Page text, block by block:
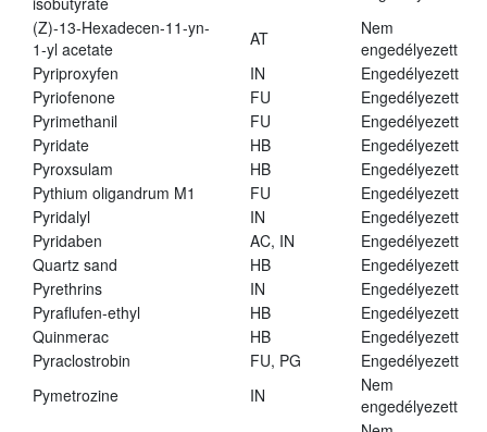
(Z)-13-Hexadecen-11-yn-
1-yl acetate
AT
Nem
engedélyezett
Pyriproxyfen
IN
Engedélyezett
Pyriofenone
FU
Engedélyezett
Pyrimethanil
FU
Engedélyezett
Pyridate
HB
Engedélyezett
Pyroxsulam
HB
Engedélyezett
Pythium oligandrum M1
FU
Engedélyezett
Pyridalyl
IN
Engedélyezett
Pyridaben
AC, IN
Engedélyezett
Quartz sand
HB
Engedélyezett
Pyrethrins
IN
Engedélyezett
Pyraflufen-ethyl
HB
Engedélyezett
Quinmerac
HB
Engedélyezett
Pyraclostrobin
FU, PG
Engedélyezett
Pymetrozine
IN
Nem
engedélyezett